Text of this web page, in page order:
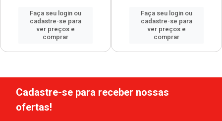
Faça seu login ou
cadastre-se para
ver preços e
comprar
Faça seu login ou
cadastre-se para
ver preços e
comprar
Cadastre-se para receber nossas
ofertas!